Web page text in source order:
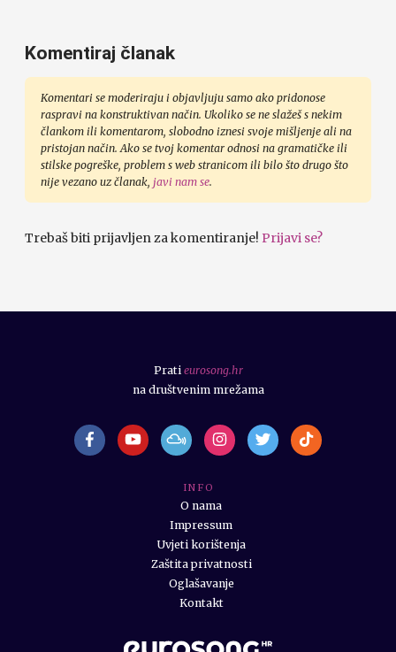
Komentiraj članak
Komentari se moderiraju i objavljuju samo ako pridonose
raspravi na konstruktivan način. Ukoliko se ne slažeš s nekim
člankom ili komentarom, slobodno iznesi svoje mišljenje ali na
pristojan način. Ako se tvoj komentar odnosi na gramatičke ili
stilske pogreške, problem s web stranicom ili bilo što drugo što
nije vezano uz članak, javi nam se.
Trebaš biti prijavljen za komentiranje! Prijavi se?
I N F O
O nama
Impressum
Uvjeti korištenja
Zaštita privatnosti
Oglašavanje
Kontakt
Prati eurosong.hr
na društvenim mrežama